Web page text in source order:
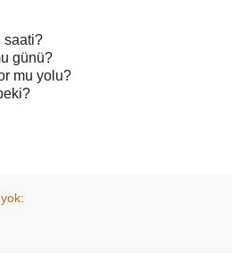
saati?
günü?
mu yolu?